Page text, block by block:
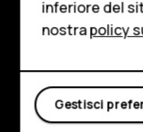
Tablet
Negozio
Il mio
Informazioni su
Planet and
inferiore del
nostrapolicy
Gestisci